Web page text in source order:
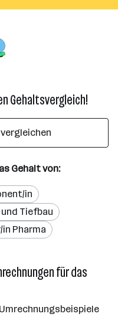
Gehaltsvergleich!
Gehalt von:
in
Tiefbau
Pharma
für das